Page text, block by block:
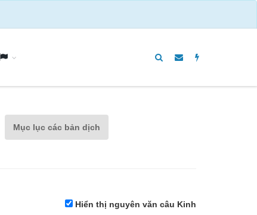
Mục lục các bản dịch
Hiển thị nguyên văn câu Kinh